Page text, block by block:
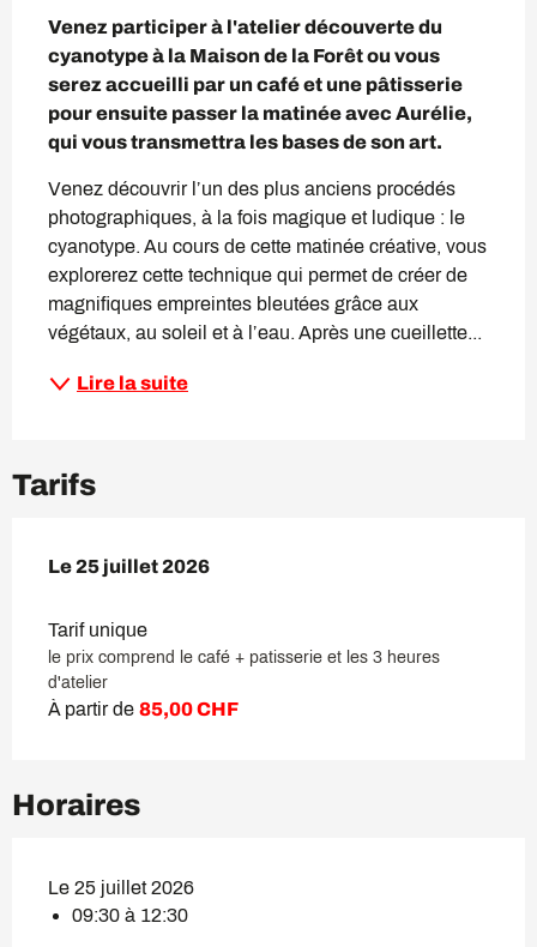
Venez participer à l'atelier découverte du
cyanotype à la Maison de la Forêt ou vous
serez accueilli par un café et une pâtisserie
pour ensuite passer la matinée avec Aurélie,
qui vous transmettra les bases de son art.
Venez découvrir l’un des plus anciens procédés
photographiques, à la fois magique et ludique : le
cyanotype. Au cours de cette matinée créative, vous
explorerez cette technique qui permet de créer de
magnifiques empreintes bleutées grâce aux
végétaux, au soleil et à l’eau. Après une cueillette...
Lire la suite
Tarifs
Le 25 juillet 2026
Le 25 juillet 2026
Tarif unique
le prix comprend le café + patisserie et les 3 heures
d'atelier
À partir de 85,00 CHF
Horaires
Le 25 juillet 2026
09:30 à 12:30